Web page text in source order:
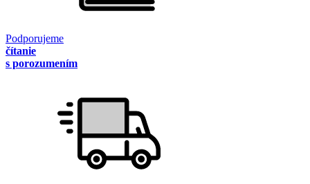
Podporujeme
čítanie
s porozumením